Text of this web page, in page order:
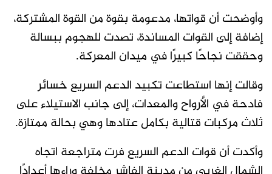
وأوضحت أن قواتها، مدعومة بقوة من القوة المشتركة،
إضافة إلى القوات المساندة، تصدت للهجوم ببسالة
وحققت نجاحًا كبيرًا في ميدان المعركة.
وقالت إنها استطاعت تكبيد الدعم السريع خسائر
فادحة في الأرواح والمعدات، إلى جانب الاستيلاء على
ثلاث مركبات قتالية بكامل عتادها وهي بحالة ممتازة.
وأكدت أن قوات الدعم السريع فرت متراجعة اتجاه